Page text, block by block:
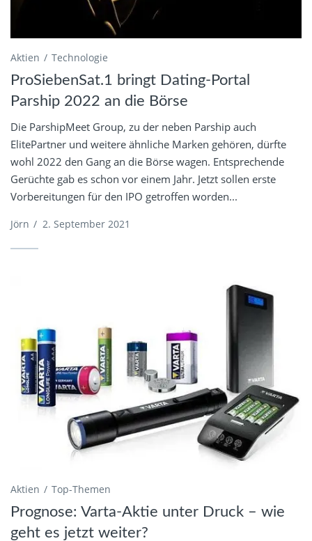
Aktien Technologie
ProSiebenSat.1 bringt Dating-Portal
Parship 2022 an die Börse
Die ParshipMeet Group, zu der neben Parship auch
ElitePartner und weitere ähnliche Marken gehören, dürfte
wohl 2022 den Gang an die Börse wagen. Entsprechende
Gerüchte gab es schon vor einem Jahr. Jetzt sollen erste
Vorbereitungen für den IPO getroffen worden...
Jörn / 2. September 2021
Aktien Top-Themen
Prognose: Varta-Aktie unter Druck – wie
geht es jetzt weiter?